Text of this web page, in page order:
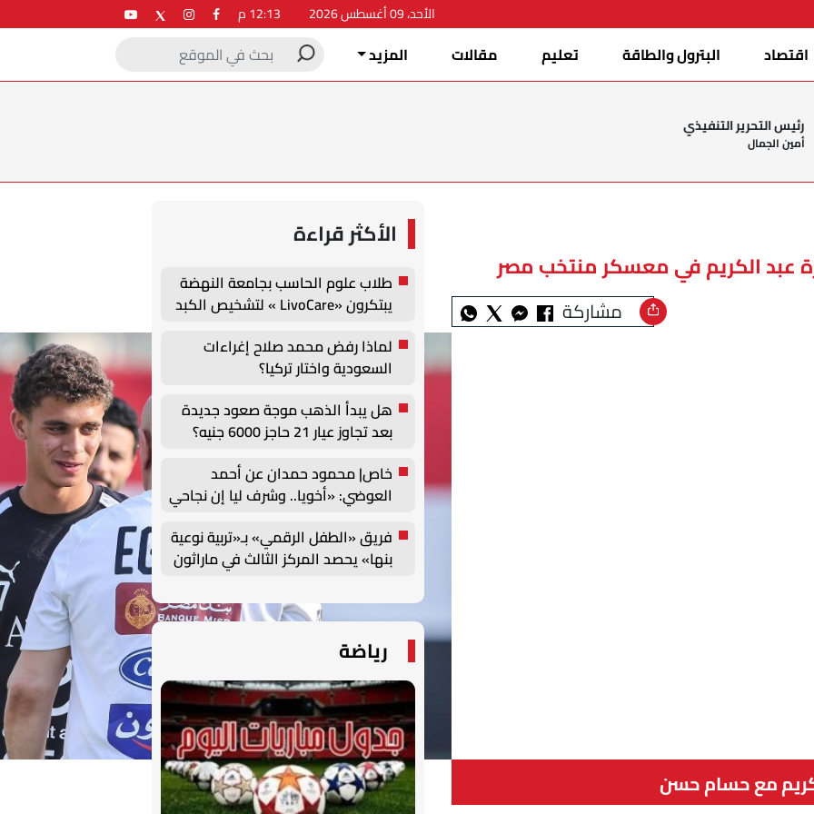
الأحد، 09 أغسطس 2026
اقتصاد البترول والطاقة تعليم مقالات المزيد
رئيس التحرير التنفيذي
أمين الجمال
الكريم في معسكر منتخب مصر
مشاركة
مع حسام حسن
الأكثر قراءة
طلاب علوم الحاسب بجامعة النهضة
يبتكرون «LivoCare » لتشخيص الكبد
لماذا رفض محمد صلاح إغراءات
السعودية واختار تركيا؟
هل يبدأ الذهب موجة صعود جديدة
بعد تجاوز عيار 21 حاجز 6000 جنيه؟
خاص| محمود حمدان عن أحمد
العوضي: «أخويا.. وشرف ليا إن نجاحي
فريق «الطفل الرقمي» بـ«تربية نوعية
بنها» يحصد المركز الثالث في ماراثون
رياضة